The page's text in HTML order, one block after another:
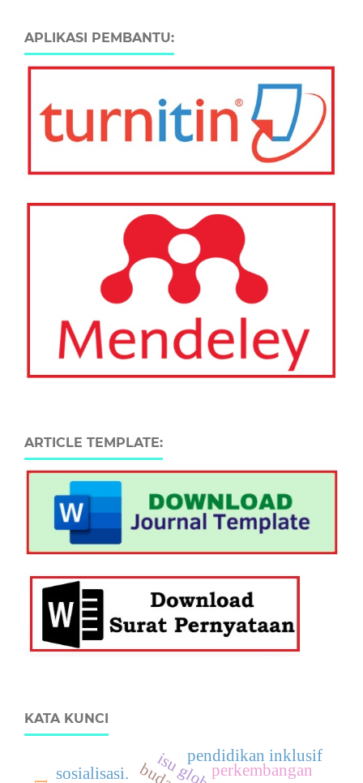
APLIKASI PEMBANTU:
ARTICLE TEMPLATE:
KATA KUNCI
perkembangan
pendidikan inklusif
sosialisasi.